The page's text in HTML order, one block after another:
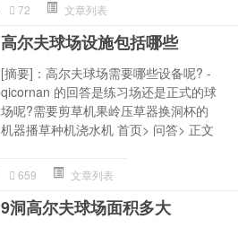
72 文章列表
高尔夫球场设施包括哪些
[摘要]：高尔夫球场需要哪些设备呢? -
qicornan 的回答是练习场还是正式的球
场呢?需要剪草机果岭压草器换洞杯的
机器播草种机浇水机 首页> 问答> 正文
659 文章列表
9洞高尔夫球场面积多大